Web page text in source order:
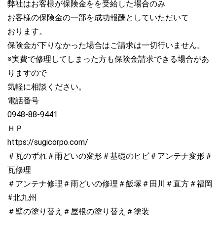
弊社はお客様が保険金をを受給した場合のみ
お客様の保険金の一部を成功報酬としていただいて
おります。
保険金が下りなかった場合はご請求は一切行いません。
※実費で修理してしまった方も保険金請求できる場合があ
りますので
気軽に相談ください。
電話番号
0948-88-9441
ＨＰ
https://sugicorpo.com/
＃瓦のずれ＃雨どいの変形＃基礎のヒビ＃アンテナ変形＃
瓦修理
＃アンテナ修理＃雨どいの修理＃飯塚＃田川＃直方＃福岡
#北九州
＃壁の塗り替え＃屋根の塗り替え＃塗装